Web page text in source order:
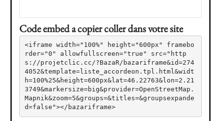
Code embed a copier coller dans votre site
<iframe width="100%" height="600px" framebo
rder="0" allowfullscreen="true" src="http
s://projetclic.cc/?BazaR/bazariframe&id=274
4052&template=liste_accordeon.tpl.html&widt
h=100%25&height=600px&lat=46.22763&lon=2.21
3749&markersize=big&provider=OpenStreetMap.
Mapnik&zoom=5&groups=&titles=&groupsexpande
d=false"></bazariframe>